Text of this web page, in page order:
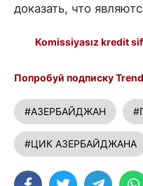
доказать, что
Komissiyasız kredit
Попробуй подписку
#АЗЕРБАЙДЖАН
#ЦИК АЗЕРБАЙДЖАНА